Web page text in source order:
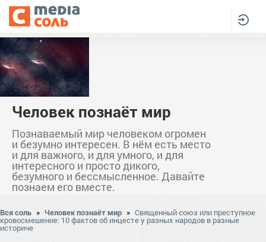
Человек познаёт мир
Познаваемый мир человеком огромен
и безумно интересен. В нём есть место
и для важного, и для умного, и для
интересного и просто дикого,
безумного и бессмысленное. Давайте
познаем его вместе.
Вся соль » Человек познаёт мир » Священный союз или преступное
кровосмешение: 10 фактов об инцесте у разных народов в разные
историче